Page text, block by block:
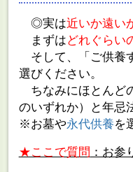
◎実は近いか遠い
まずはどれぐらい
そして、「ご供養
選びください。
ちなみにほとんど
のいずれか）と年忌
※お墓や永代供養を
★ここで質問 ：お参